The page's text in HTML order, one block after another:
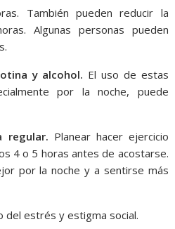
También pueden reducir la
Algunas personas pueden
y alcohol. El uso de estas
por la noche, puede
regular. Planear hacer ejercicio
4 o 5 horas antes de acostarse.
por la noche y a sentirse más
del estrés y estigma social.